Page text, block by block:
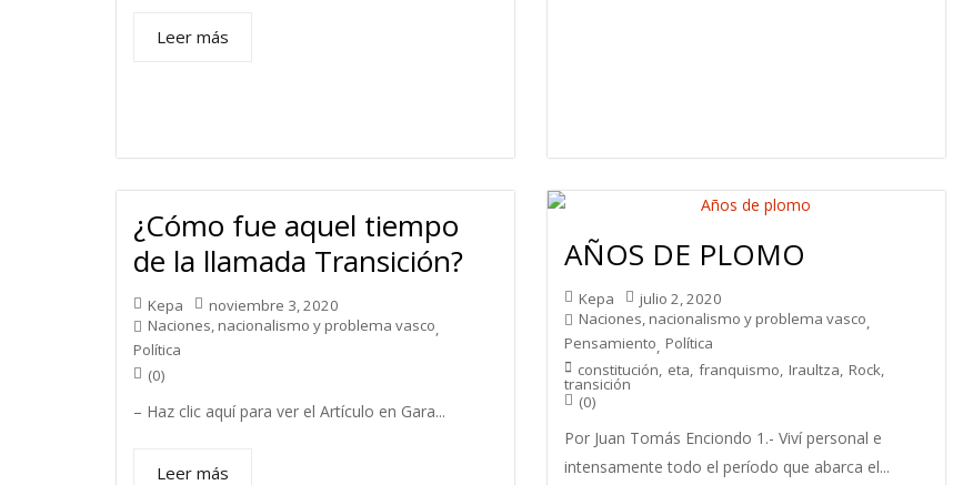
Leer más
¿Cómo fue aquel tiempo
de la llamada Transición?
Kepa
noviembre 3, 2020
Naciones, nacionalismo y problema vasco
Política
(0)
– Haz clic aquí para ver el Artículo en Gara...
Leer más
AÑOS DE PLOMO
Kepa
julio 2, 2020
Naciones, nacionalismo y problema vasco
Pensamiento Política
constitución eta franquismo Iraultza Rock
transición
(0)
Por Juan Tomás Enciondo 1.- Viví personal e
intensamente todo el período que abarca el...